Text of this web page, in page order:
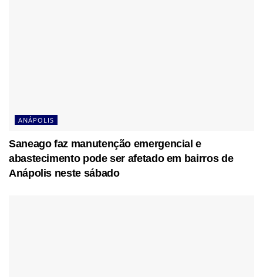
ANÁPOLIS
Saneago faz manutenção emergencial e
abastecimento pode ser afetado em bairros de
Anápolis neste sábado